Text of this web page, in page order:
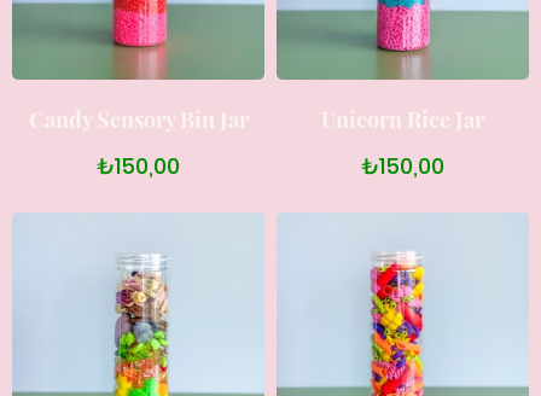
Candy Sensory Bin Jar
₺150,00
Unicorn Rice Jar
₺150,00